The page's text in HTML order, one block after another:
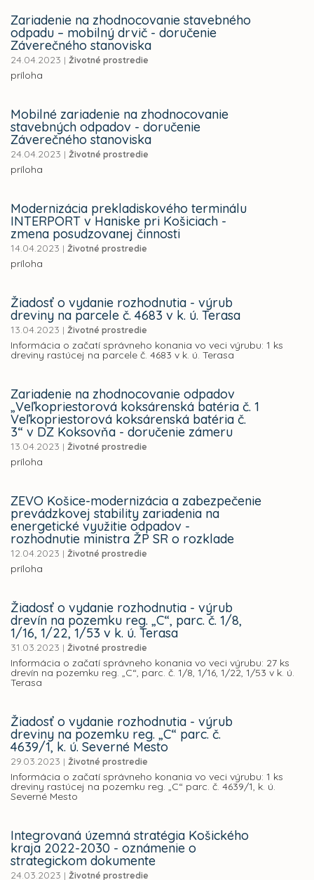
Zariadenie na zhodnocovanie stavebného
odpadu – mobilný drvič - doručenie
Záverečného stanoviska
24.04.2023 | Životné prostredie
príloha
Mobilné zariadenie na zhodnocovanie
stavebných odpadov - doručenie
Záverečného stanoviska
24.04.2023 | Životné prostredie
príloha
Modernizácia prekladiskového terminálu
INTERPORT v Haniske pri Košiciach -
zmena posudzovanej činnosti
14.04.2023 | Životné prostredie
príloha
Žiadosť o vydanie rozhodnutia - výrub
dreviny na parcele č. 4683 v k. ú. Terasa
13.04.2023 | Životné prostredie
Informácia o začatí správneho konania vo veci výrubu: 1 ks
dreviny rastúcej na parcele č. 4683 v k. ú. Terasa
Zariadenie na zhodnocovanie odpadov
„Veľkopriestorová koksárenská batéria č. 1
Veľkopriestorová koksárenská batéria č.
3“ v DZ Koksovňa - doručenie zámeru
13.04.2023 | Životné prostredie
príloha
ZEVO Košice-modernizácia a zabezpečenie
prevádzkovej stability zariadenia na
energetické využitie odpadov -
rozhodnutie ministra ŽP SR o rozklade
12.04.2023 | Životné prostredie
príloha
Žiadosť o vydanie rozhodnutia - výrub
drevín na pozemku reg. „C“, parc. č. 1/8,
1/16, 1/22, 1/53 v k. ú. Terasa
31.03.2023 | Životné prostredie
Informácia o začatí správneho konania vo veci výrubu: 27 ks
drevín na pozemku reg. „C“, parc. č. 1/8, 1/16, 1/22, 1/53 v k. ú.
Terasa
Žiadosť o vydanie rozhodnutia - výrub
dreviny na pozemku reg. „C“ parc. č.
4639/1, k. ú. Severné Mesto
29.03.2023 | Životné prostredie
Informácia o začatí správneho konania vo veci výrubu: 1 ks
dreviny rastúcej na pozemku reg. „C“ parc. č. 4639/1, k. ú.
Severné Mesto
Integrovaná územná stratégia Košického
kraja 2022-2030 - oznámenie o
strategickom dokumente
24.03.2023 | Životné prostredie